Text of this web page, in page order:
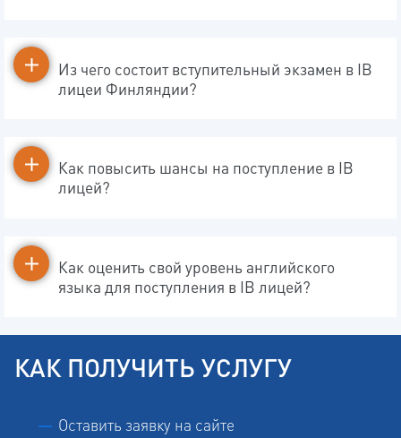
Из чего состоит вступительный экзамен в IB
лицеи Финляндии?
Как повысить шансы на поступление в IB
лицей?
Как оценить свой уровень английского
языка для поступления в IB лицей?
КАК ПОЛУЧИТЬ УСЛУГУ
Оставить заявку на сайте